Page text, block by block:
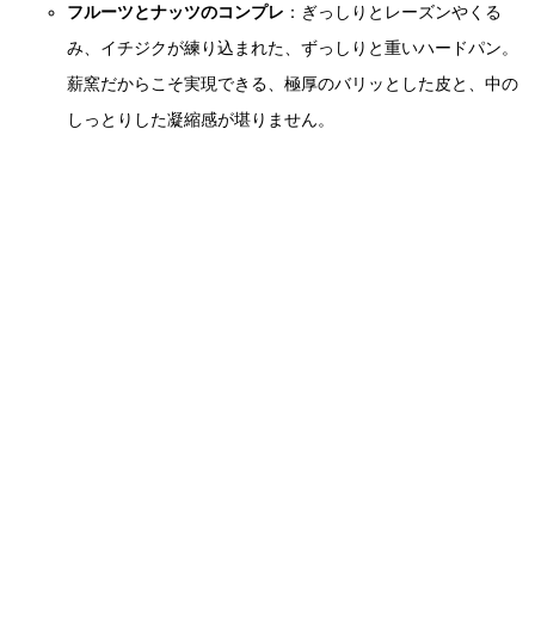
フルーツとナッツのコンプレ ：ぎっしりとレーズンやくる
み、イチジクが練り込まれた、ずっしりと重いハードパン。
薪窯だからこそ実現できる、極厚のバリッとした皮と、中の
しっとりした凝縮感が堪りません。